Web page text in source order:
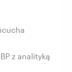
z analityką